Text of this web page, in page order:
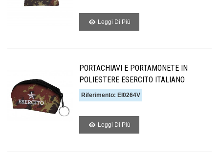
Leggi Di Piú
PORTACHIAVI E PORTAMONETE IN
POLIESTERE ESERCITO ITALIANO
Riferimento: EI0264V
Leggi Di Piú